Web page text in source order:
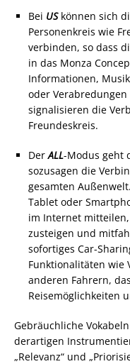
Bei USkönnen sich
Personenkreis wie
verbinden, so dass
in das Monza
Informationen,
oder
signalisieren die
Freundeskreis.
DerALL-Modus geht
sozusagen die
gesamten
Tablet oder
im Internet
zusteigen und
sofortiges Car-
Funktionalitäten wie
anderen Fahrern,
Reisemöglichkeiten
Gebräuchliche
derartigen
„Relevanz“ und